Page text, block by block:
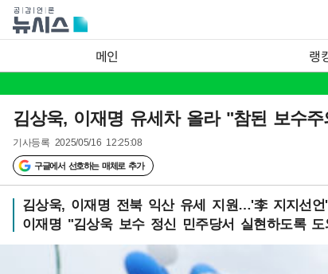
메인 랭
김상욱, 이재명 유세차 올라 "참된 보수
기사등록 2025/05/16 12:25:08
구글에서 선호하는 매체로 추가
김상욱, 이재명 전북 익산 유세 지원…'李 지지선언
이재명 "김상욱 보수 정신 민주당서 실현하도록 도